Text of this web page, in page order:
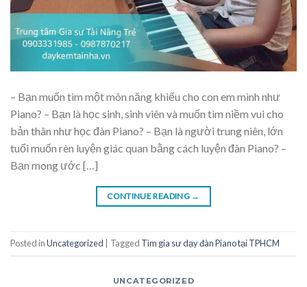
– Bạn muốn tìm một môn năng khiếu cho con em mình như
Piano? – Bạn là học sinh, sinh viên và muốn tìm niềm vui cho
bản thân như học đàn Piano? – Bạn là người trung niên, lớn
tuổi muốn rèn luyện giác quan bằng cách luyện đàn Piano? –
Bạn mong ước […]
CONTINUE READING →
Posted inUncategorized Tagged Tìm gia sư dạy đàn Piano tại TPHCM
UNCATEGORIZED